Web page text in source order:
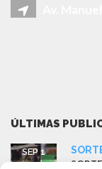
ÚLTIMAS
SEP 1